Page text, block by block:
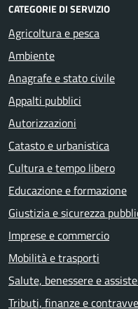
CATEGORIE DI SERVIZIO
Agricoltura e pesca
Ambiente
Anagrafe e stato civile
Appalti pubblici
Autorizzazioni
Catasto e urbanistica
Cultura e tempo libero
Educazione e formazione
Giustizia e sicurezza
Imprese e commercio
Mobilità e trasporti
Salute, benessere e
Tributi, finanze e